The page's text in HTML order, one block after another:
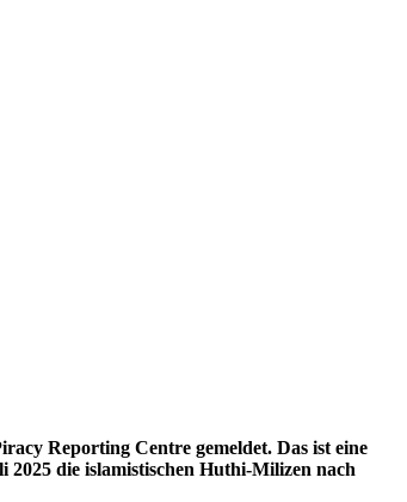
Reporting Centre gemeldet. Das ist eine
die islamistischen Huthi-Milizen nach